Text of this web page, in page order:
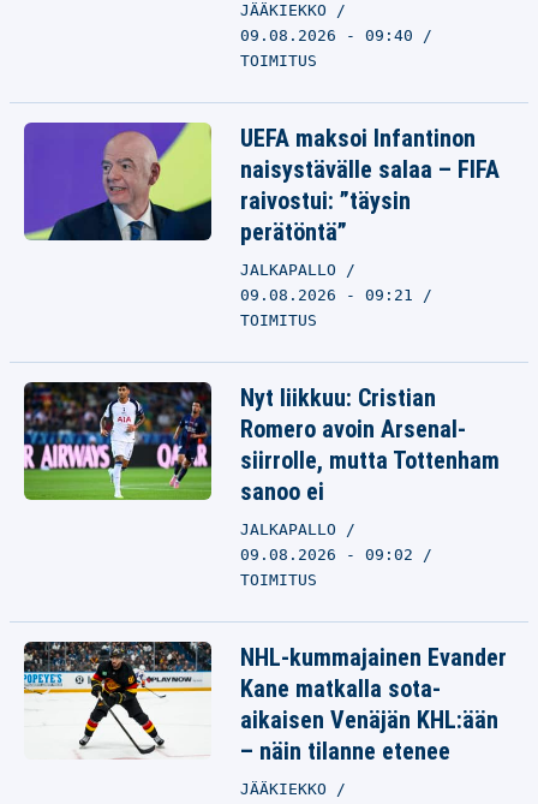
JÄÄKIEKKO
09.08.2026 - 09:40
TOIMITUS
UEFA maksoi Infantinon
naisystävälle salaa – FIFA
raivostui: ”täysin
perätöntä”
JALKAPALLO
09.08.2026 - 09:21
TOIMITUS
Nyt liikkuu: Cristian
Romero avoin Arsenal-
siirrolle, mutta Tottenham
sanoo ei
JALKAPALLO
09.08.2026 - 09:02
TOIMITUS
NHL-kummajainen Evander
Kane matkalla sota-
aikaisen Venäjän KHL:ään
– näin tilanne etenee
JÄÄKIEKKO